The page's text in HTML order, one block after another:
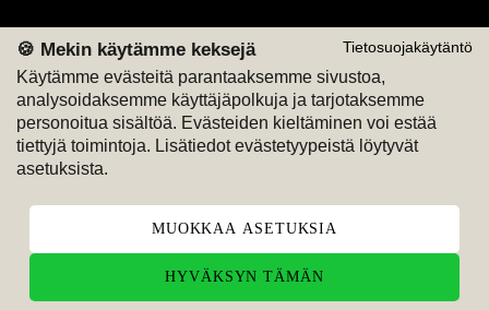
Tietosuojakäytäntö
🍪 Mekin käytämme keksejä
Käytämme evästeitä parantaaksemme sivustoa,
analysoidaksemme käyttäjäpolkuja ja tarjotaksemme
personoitua sisältöä. Evästeiden kieltäminen voi estää
tiettyjä toimintoja. Lisätiedot evästetyypeistä löytyvät
asetuksista.
MUOKKAA ASETUKSIA
HYVÄKSYN TÄMÄN
Maksutavat
M
Seuraa meitä